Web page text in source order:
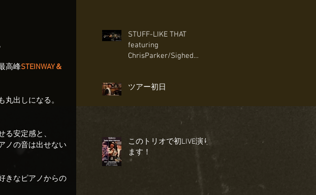
高峰STEINWAY＆
出しになる。
安定感と、
ノの音は出せない
きなピアノからの
STUFF-LIKE THAT
featuring
ChrisParker/Sighed
High Enough
ツアー初日
このトリオで初LIVE演り
ます！